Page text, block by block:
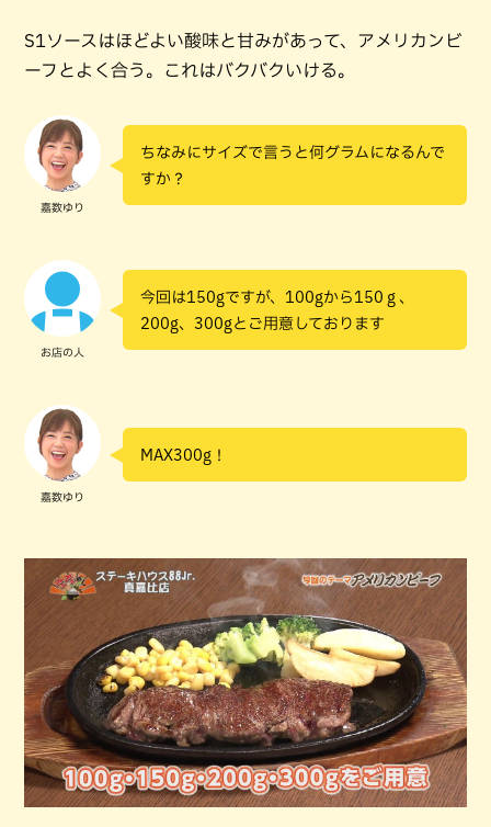
S1ソースはほどよい酸味と甘みがあって、アメリカンビ
ーフとよく合う。これはバクバクいける。
嘉数ゆり
ちなみにサイズで言うと何グラムになるんで
すか？
お店の人
今回は150gですが、100gから150 g 、
200g、300gとご用意しております
嘉数ゆり
MAX300g！